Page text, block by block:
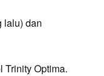
lalu) dan
Optima.